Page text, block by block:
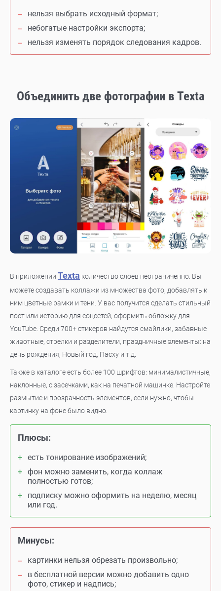
нельзя выбрать исходный формат;
небогатые настройки экспорта;
нельзя изменять порядок следования кадров.
Объединить две фотографии в Texta
В приложении Texta количество слоев неограниченно. Вы
можете создавать коллажи из множества фото, добавлять к
ним цветные рамки и тени. У вас получится сделать стильный
пост или историю для соцсетей, оформить обложку для
YouTube. Среди 700+ стикеров найдутся смайлики, забавные
животные, стрелки и разделители, праздничные элементы: на
день рождения, Новый год, Пасху и т.д.
Также в каталоге есть более 100 шрифтов: минималистичные,
наклонные, с засечками, как на печатной машинке. Настройте
размытие и прозрачность элементов, если нужно, чтобы
картинку на фоне было видно.
Плюсы:
есть тонирование изображений;
фон можно заменить, когда коллаж
полностью готов;
подписку можно оформить на неделю, месяц
или год.
Минусы:
картинки нельзя обрезать произвольно;
в бесплатной версии можно добавить одно
фото, стикер и надпись;